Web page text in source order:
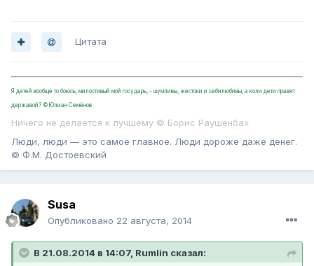
Цитата
Я детей вообще то боюсь, милостивый мой государь, - шумливы, жестоки и себялюбивы, а коли дети правят
державой? ©Юлиан Семёнов
Ничего не делается к лучшему © Борис Раушенбах
Люди, люди — это самое главное. Люди дороже даже денег.
© Ф.М. Достоевский
Susa
Опубликовано 22 августа, 2014
В 21.08.2014 в 14:07, Rumlin сказал: